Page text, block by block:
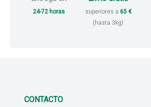
24-72 horas superiores a 65 €
(hasta 3kg)
CONTACTO